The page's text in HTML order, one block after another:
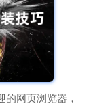
的网页浏览器，